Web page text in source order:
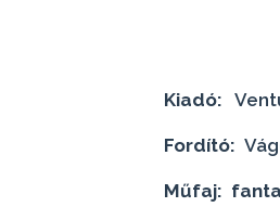
Kiadó:
Fordító:
Műfaj: